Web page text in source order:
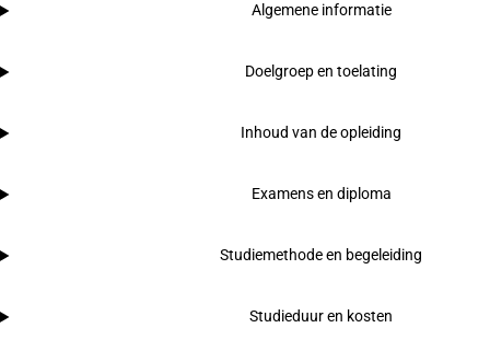
Algemene informatie
Doelgroep en toelating
Inhoud van de opleiding
Examens en diploma
Studiemethode en begeleiding
Studieduur en kosten